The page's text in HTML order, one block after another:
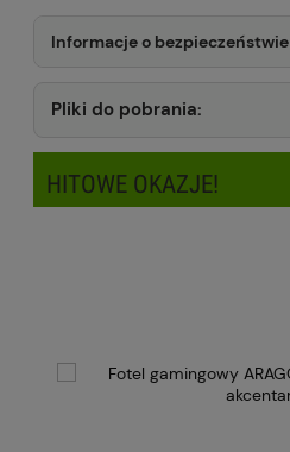
Informacje o bezpieczeństwie
Pliki do pobrania:
HITOWE OKAZJE!